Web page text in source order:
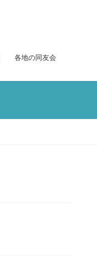
各地の同友会